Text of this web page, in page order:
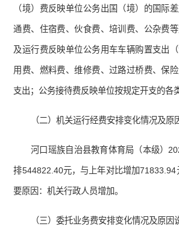
（境）费反映单位公务出国（境）的国际
通费、住宿费、伙食费、培训费、公杂费
及运行费反映单位公务用车车辆购置支出
用费、燃料费、维修费、过路过桥费、保
支出；公务接待费反映单位按规定开支的各
（二）机关运行经费安排变化情况及原
河口瑶族自治县教育体育局（本级）
排544822.40元，与上年对比增加71833.94
要原因：机关行政人员增加。
（三）委托业务费安排变化情况及原因